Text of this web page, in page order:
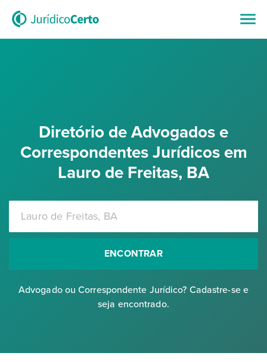
Diretório de Advogados e
Correspondentes Jurídicos em
Lauro de Freitas, BA
ENCONTRAR
Advogado ou Correspondente Jurídico? Cadastre-se e
seja encontrado.